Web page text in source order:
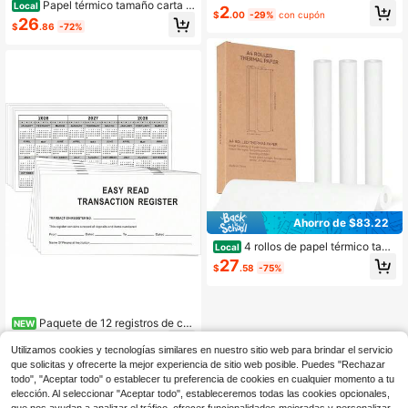
Local Papel térmico tamaño carta E
E. UU. 8.5x 11, 4 rollos de papel de i
mpresora térmica de secado rápido,
$26.86 -72%
NEW Paquete de 12 registros de ch
equera, registros de cheques para c
hequera personal, libro de registro d
e cheques de papel grueso con col
umnas de descripción extra anchas
para control
$ 4
4-5 días hábiles
ca Colorido 3/5/10 Rollos, Papel Fot
ográfico Térmico No Adhesivo Rosa
a Cámara Instantánea Mini, Papel d
e Impresión para Pegatinas de Bolsi
llo, Cuaderno y Álbum de Recortes
$2.00 -29% con cupón
Ahorro de $83.22
Local 4 rollos de papel térmico tam
año carta de 8.5 x 11 pulgadas para
impresora portátil, papel térmico de
$27.58 -75%
Utilizamos cookies y tecnologías similares en nuestro sitio web para brindar el servicio
que solicitas y ofrecerte la mejor experiencia de sitio web posible. Puedes "Rechazar
todo", "Aceptar todo" o establecer tu preferencia de cookies en cualquier momento a tu
elección. Al seleccionar "Aceptar todo", estableceremos todas las cookies opcionales,